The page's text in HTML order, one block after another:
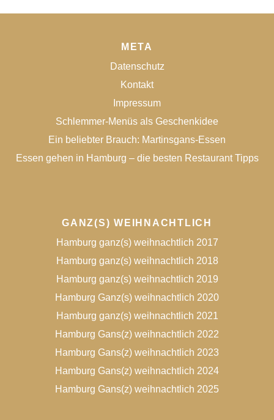
META
Datenschutz
Kontakt
Impressum
Schlemmer-Menüs als Geschenkidee
Ein beliebter Brauch: Martinsgans-Essen
Essen gehen in Hamburg – die besten Restaurant Tipps
GANZ(S) WEIHNACHTLICH
Hamburg ganz(s) weihnachtlich 2017
Hamburg ganz(s) weihnachtlich 2018
Hamburg ganz(s) weihnachtlich 2019
Hamburg Ganz(s) weihnachtlich 2020
Hamburg ganz(s) weihnachtlich 2021
Hamburg Gans(z) weihnachtlich 2022
Hamburg Gans(z) weihnachtlich 2023
Hamburg Gans(z) weihnachtlich 2024
Hamburg Gans(z) weihnachtlich 2025